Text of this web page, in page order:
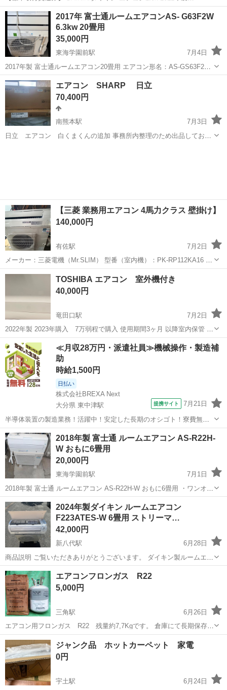
200V（室外機電源タイプ） USEDの商品です。比較的キレイと思いま
す。 小キズ、汚れ等の使用感はあります。 こちらでの商品確認後の...
熊本 荒尾市 季節、空調家電
2017年 富士通ルームエアコンAS- G63F2W
6.3kw 20畳用
35,000円
東海学園前駅
7月4日
2017年製 富士通ルームエアコン20畳用 エアコン形名：AS-GS63F2W
2017年製 総重量：室内機 15.5kg 室外機 37kg 電源：単相
200V 50/60Hz 詳細は下記URLをご確認下さい。...
熊本 熊本市 季節、空調家電
エアコン SHARP 日立
70,400円
南熊本駅
7月3日
日立 エアコン 白くまくんの追加 事務所内整理のため出品しており
【三菱 業務用エアコン 4馬力クラス 壁掛け】
140,000円
有佐駅
7月2日
メーカー：三菱電機（Mr.SLIM） 型番（室内機）：PK-RP112KA16 室
外機：PUZ-ERMP112LA10 リモコン：PAR-42MA 店舗・事務所・オフ
ィスなどにおすすめです。 取り外し済み 中古品のため、...
熊本 八代市 季節、空調家電
TOSHIBA エアコン 室外機付き
40,000円
竜田口駅
7月2日
2022年製 2023年購入 7万弱程で購入 使用期間3ヶ月 以降室内保管 ビ
ニール袋に入れて保管していたため 本体に傷はございません 多少の汚
れはあるかと思いますが簡易清掃にて落とせる範囲です 現状お渡しと
します ...
熊本 熊本市 竜田口駅 季節、空調家電 簡易
≪月収28万円・派遣社員≫機械操作・製造補
助
時給1,500円
日払い
株式会社BREXA Next
大分県 東中津駅
提携サイト 7月21日
半導体装置の製造業務！活躍中！安定した長期のオシゴト！寮費無料
★赴任旅費会社負担◎20代～40代の男性活躍中★未経験活躍中！高時
給1,500円！《大分県中津市》 人気の工場のお仕事 ◇半導体装置内部
のシート製造◇ ＊クリー...
大分 中津市 東中津駅 その他
2018年製 富士通 ルームエアコン AS-R22H-
W おもに6畳用
20,000円
東海学園前駅
7月1日
2018年製 富士通 ルームエアコン AS-R22H-W おもに6畳用 ・ワンオー
ナーです。 ・1週間前まで正常に使用していました。 ・専門業者にて
取り外してガス回収 (ポンプダウン)してます。ガスは回収していま
す...
熊本 熊本市 東海学園前駅
2024年製ダイキン ルームエアコン
F223ATES-W 6畳用 ストリーマ…
42,000円
新八代駅
6月28日
商品説明 ご覧いただきありがとうございます。 ダイキン製ルームエア
コン「F223ATES-W」の出品です。 2024年製の高年式モデルで、スト
リーマ機能を搭載した人気シリーズです。室内機・室外機ともに比較
的...
熊本 八代市 季節、空調家電
エアコンフロンガス R22
5,000円
三角駅
6月26日
エアコン用フロンガス R22 残量約7,7Kgです。 倉庫にて長期保存品
です、画像にてご確認下さい。 対面での取引のみでお願いします。
熊本 天草市 三角駅 季節、空調家電
ジャンク品 ホットカーペット 家電
0円
宇土駅 6月24日